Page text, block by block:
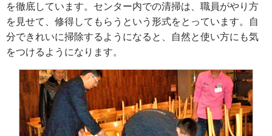
を徹底しています。センター内での清掃は、職員がやり方
を見せて、修得してもらうという形式をとっています。自
分できれいに掃除するようになると、自然と使い方にも気
をつけるようになります。